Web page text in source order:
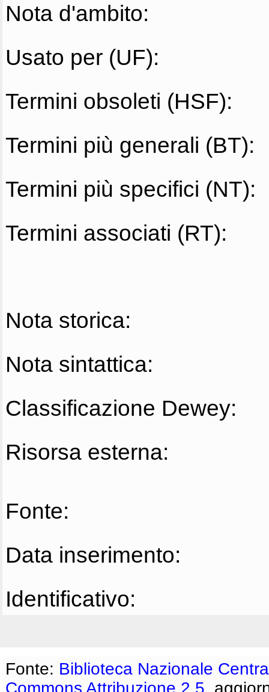
Nota d'ambito:
Usato per (UF):
Termini obsoleti (HSF):
Termini più generali (BT):
Termini più specifici (NT):
Termini associati (RT):
Nota storica:
Nota sintattica:
Classificazione Dewey:
Risorsa esterna:
Fonte:
Data inserimento:
Identificativo:
Fonte: Biblioteca Nazionale
Commons Attribuzione 2.5 ,